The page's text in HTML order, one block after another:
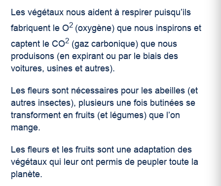
Les végétaux nous aident à respirer puisqu’ils
fabriquent le O2 (oxygène) que nous inspirons et
captent le CO2 (gaz carbonique) que nous
produisons (en expirant ou par le biais des
voitures, usines et autres).
Les fleurs sont nécessaires pour les abeilles (et
autres insectes), plusieurs une fois butinées se
transforment en fruits (et légumes) que l’on
mange.
Les fleurs et les fruits sont une adaptation des
végétaux qui leur ont permis de peupler toute la
planète.